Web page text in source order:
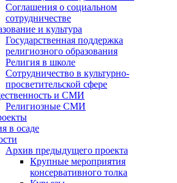
Соглашения о социальном
сотрудничестве
и культура
Государственная поддержка
религиозного образования
Религия в школе
Сотрудничество в культурно-
просветительской сфере
и СМИ
Религиозные СМИ
в осаде
Архив предыдущего проекта
Крупные мероприятия
консервативного толка